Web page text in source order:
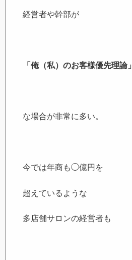
経営者や幹部が
「俺（私）のお客様優先理論」
な場合が非常に多い。
今では年商も◯億円を
超えているような
多店舗サロンの経営者も